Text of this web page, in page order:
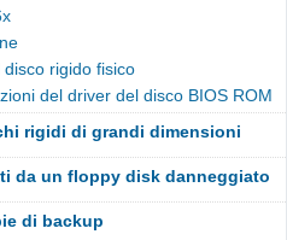
rigido fisico
del driver del disco BIOS ROM
rigidi di grandi dimensioni
da un floppy disk danneggiato
di backup